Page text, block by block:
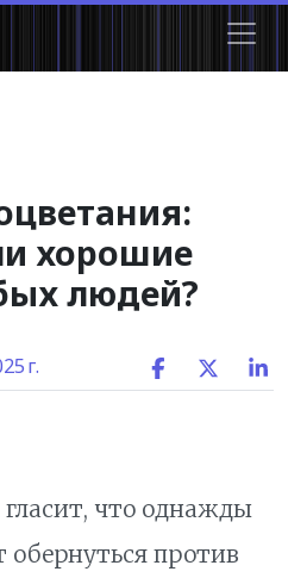
хорошие
людей?
г.
что однажды
против